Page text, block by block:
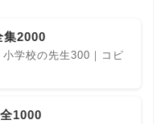
集2000
学校の先生300｜コピ
1000